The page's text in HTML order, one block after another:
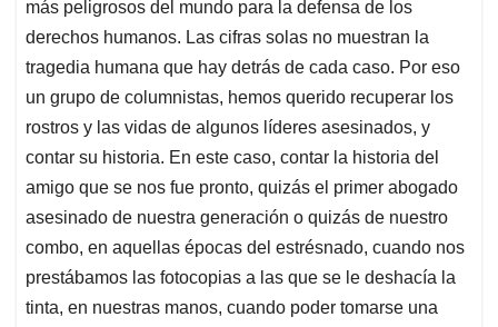
más peligrosos del mundo para la defensa de los
derechos humanos. Las cifras solas no muestran la
tragedia humana que hay detrás de cada caso. Por eso
un grupo de columnistas, hemos querido recuperar los
rostros y las vidas de algunos líderes asesinados, y
contar su historia. En este caso, contar la historia del
amigo que se nos fue pronto, quizás el primer abogado
asesinado de nuestra generación o quizás de nuestro
combo, en aquellas épocas del estrésnado, cuando nos
prestábamos las fotocopias a las que se le deshacía la
tinta, en nuestras manos, cuando poder tomarse una